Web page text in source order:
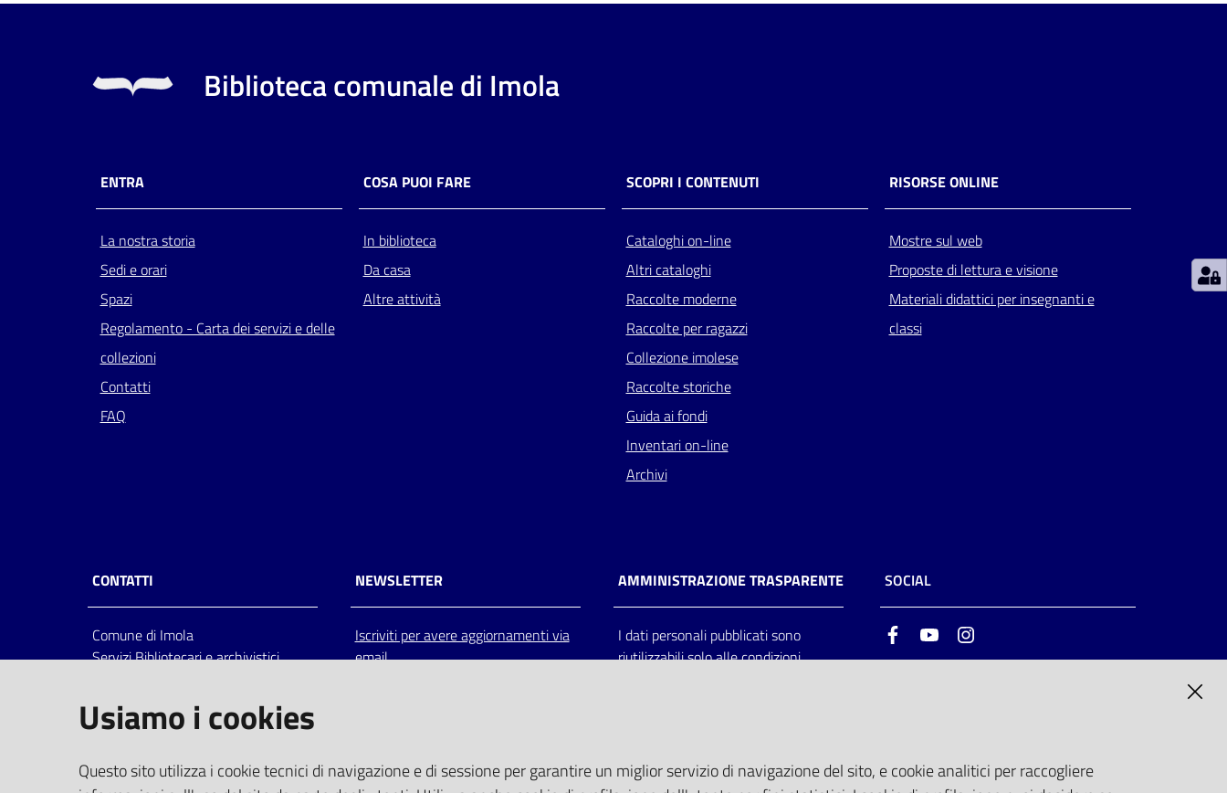
Biblioteca comunale di Imola
ENTRA
La nostra storia
Sedi e orari
Spazi
Regolamento - Carta dei servizi e delle
collezioni
Contatti
FAQ
COSA PUOI FARE
In biblioteca
Da casa
Altre attività
SCOPRI I CONTENUTI
Cataloghi on-line
Altri cataloghi
Raccolte moderne
Raccolte per ragazzi
Collezione imolese
Raccolte storiche
Guida ai fondi
Inventari on-line
Archivi
RISORSE ONLINE
Mostre sul web
Proposte di lettura e visione
Materiali didattici per insegnanti e
classi
CONTATTI
Comune di Imola
Servizi Bibliotecari e archivistici
Italia
centralino: tel 0542.6026.36 fax
bim@comune.imola.bo.it
PEC
NEWSLETTER
Iscriviti per avere aggiornamenti via
email
AMMINISTRAZIONE TRASPARENTE
I dati personali pubblicati sono
riutilizzabili solo alle condizioni
SOCIAL
FacebookYoutube
Usiamo i cookies
Questo sito utilizza i cookie tecnici di navigazione e di sessione per garantire un miglior servizio di navigazione del sito, e cookie analitici per raccogliere